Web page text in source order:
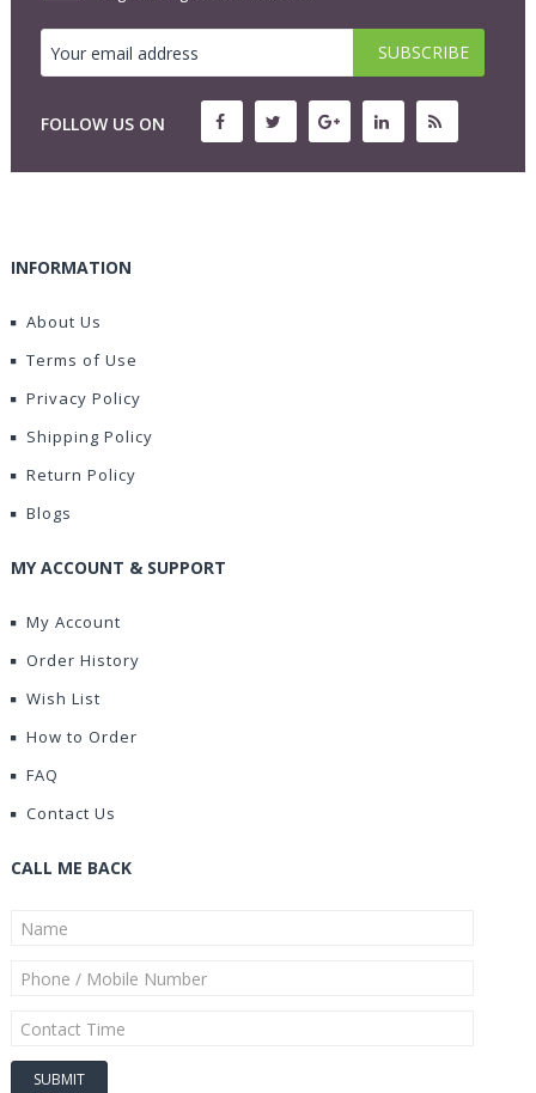
FOLLOW US ON
INFORMATION
About Us
Terms of Use
Privacy Policy
Shipping Policy
Return Policy
Blogs
MY ACCOUNT & SUPPORT
My Account
Order History
Wish List
How to Order
FAQ
Contact Us
CALL ME BACK